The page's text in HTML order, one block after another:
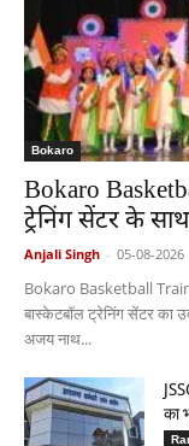
Bokaro
Bokaro
ट्रेनिंग सेंटर के
Anjali Singh - 05-08-2026
Bokaro Basketball
बास्केटबॉल ट्रेनिंग सेंटर का
अजय नाथ...
का